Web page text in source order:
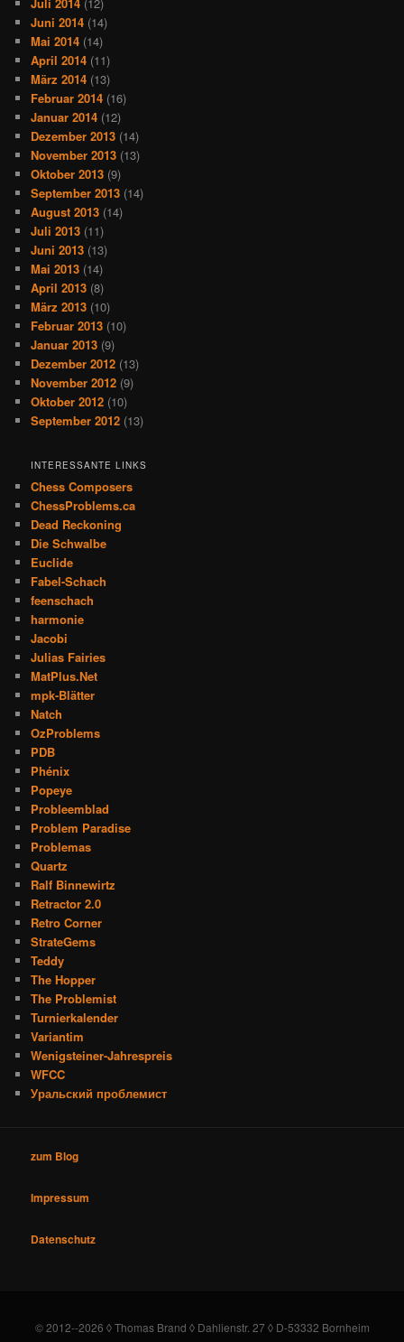
Juni 2014 (14)
Mai 2014 (14)
April 2014 (11)
März 2014 (13)
Februar 2014 (16)
Januar 2014 (12)
Dezember 2013 (14)
November 2013 (13)
Oktober 2013 (9)
September 2013 (14)
August 2013 (14)
Juli 2013 (11)
Juni 2013 (13)
Mai 2013 (14)
April 2013 (8)
März 2013 (10)
Februar 2013 (10)
Januar 2013 (9)
Dezember 2012 (13)
November 2012 (9)
Oktober 2012 (10)
September 2012 (13)
INTERESSANTE LINKS
Chess Composers
ChessProblems.ca
Dead Reckoning
Die Schwalbe
Euclide
Fabel-Schach
feenschach
harmonie
Jacobi
Julias Fairies
MatPlus.Net
mpk-Blätter
Natch
OzProblems
PDB
Phénix
Popeye
Probleemblad
Problem Paradise
Problemas
Quartz
Ralf Binnewirtz
Retractor 2.0
Retro Corner
StrateGems
Teddy
The Hopper
The Problemist
Turnierkalender
Variantim
Wenigsteiner-Jahrespreis
WFCC
Уральский проблемист
zum Blog
Impressum
Datenschutz
© 2012--2026 ◊ Thomas Brand ◊ Dahlienstr. 27 ◊ D-53332 Bornheim